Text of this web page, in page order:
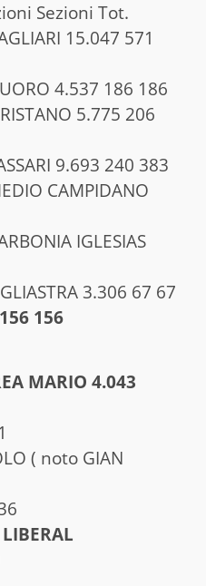
Sezioni Tot.
15.047 571
4.537 186 186
5.775 206
9.693 240 383
CAMPIDANO
IGLESIAS
3.306 67 67
156
MARIO 4.043
( noto GIAN